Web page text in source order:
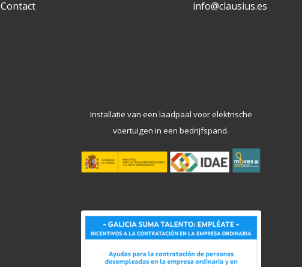
Contact
info@clausius.es
Installatie van een laadpaal voor elektrische
voertuigen in een bedrijfspand.